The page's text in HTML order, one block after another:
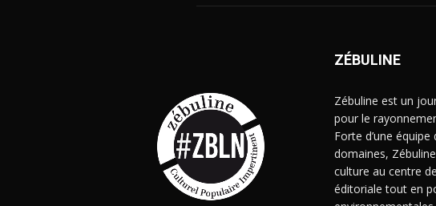
ZÉBULINE
Zébuline est un
pour le
Forte d’une
domaines,
culture au centre
éditoriale tout en